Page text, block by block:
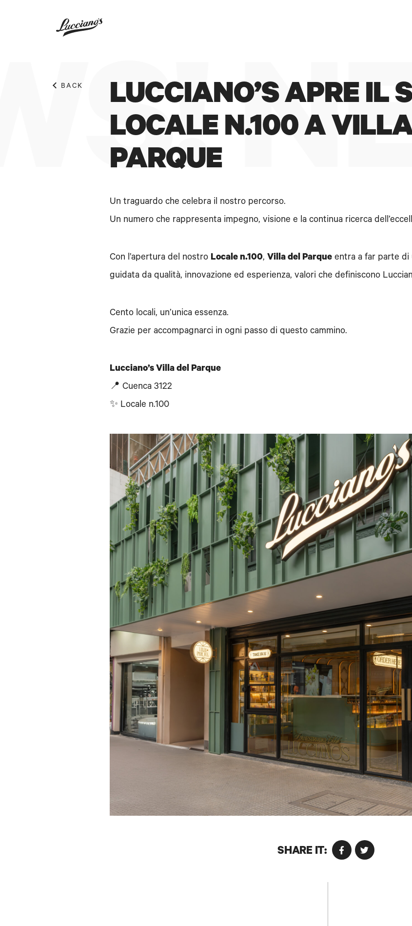
BACK
LUCCIANO’S APRE IL
LOCALE N.100 A
PARQUE
Un traguardo che celebra il nostro percorso.
Un numero che rappresenta impegno, visione e la continua ricerca
Con l’apertura del nostro Locale n.100, Villa del Parque entra a far parte di
guidata da qualità, innovazione ed esperienza, valori che definiscono
Cento locali, un’unica essenza.
Grazie per accompagnarci in ogni passo di questo cammino.
Lucciano’s Villa del Parque
📍 Cuenca 3122
✨ Locale n.100
SHARE IT: